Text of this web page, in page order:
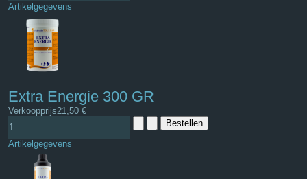
Artikelgegevens
Extra Energie 300 GR
Verkoopprijs21,50 €
Artikelgegevens